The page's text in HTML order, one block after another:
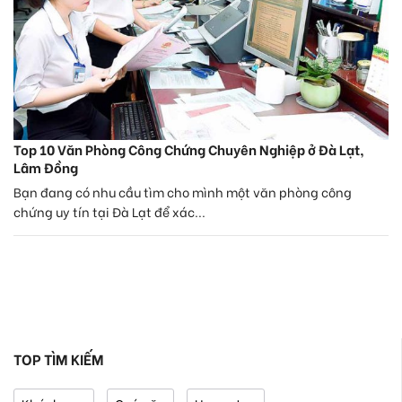
Top 10 Văn Phòng Công Chứng Chuyên Nghiệp ở Đà Lạt,
Lâm Đồng
Bạn đang có nhu cầu tìm cho mình một văn phòng công
chứng uy tín tại Đà Lạt để xác...
TOP TÌM KIẾM